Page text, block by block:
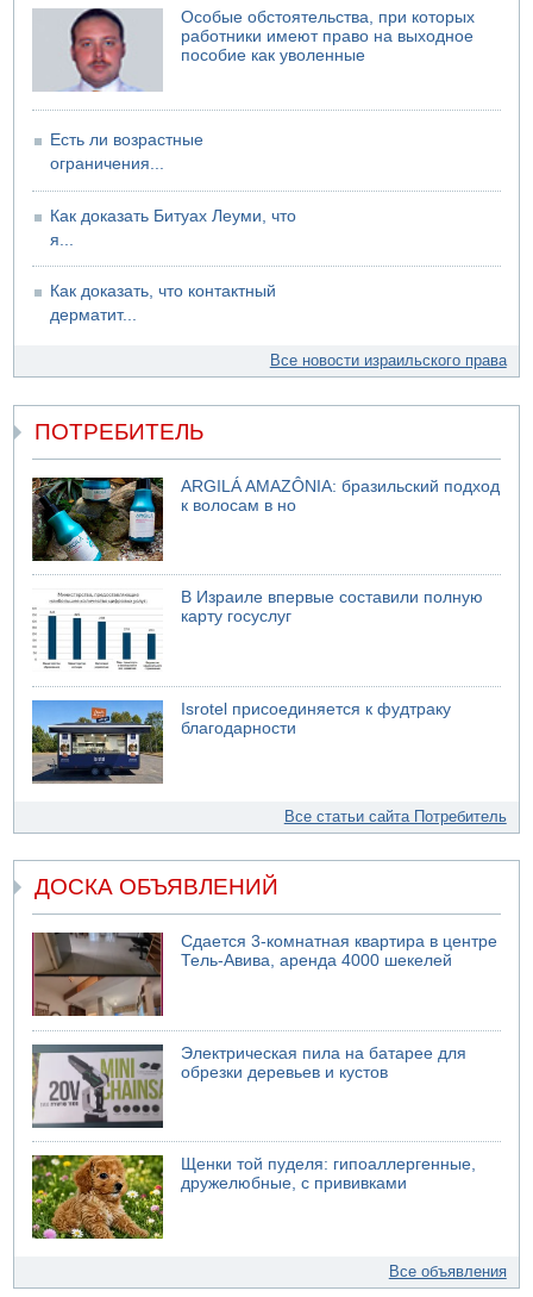
Особые обстоятельства, при которых
работники имеют право на выходное
пособие как уволенные
Есть ли возрастные
ограничения...
Как доказать Битуах Леуми, что
я...
Как доказать, что контактный
дерматит...
Все новости израильского права
ПОТРЕБИТЕЛЬ
ARGILÁ AMAZÔNIA: бразильский подход
к волосам в но
В Израиле впервые составили полную
карту госуслуг
Isrotel присоединяется к фудтраку
благодарности
Все статьи сайта Потребитель
ДОСКА ОБЪЯВЛЕНИЙ
Сдается 3-комнатная квартира в центре
Тель-Авива, аренда 4000 шекелей
Электрическая пила на батарее для
обрезки деревьев и кустов
Щенки той пуделя: гипоаллергенные,
дружелюбные, с прививками
Все объявления